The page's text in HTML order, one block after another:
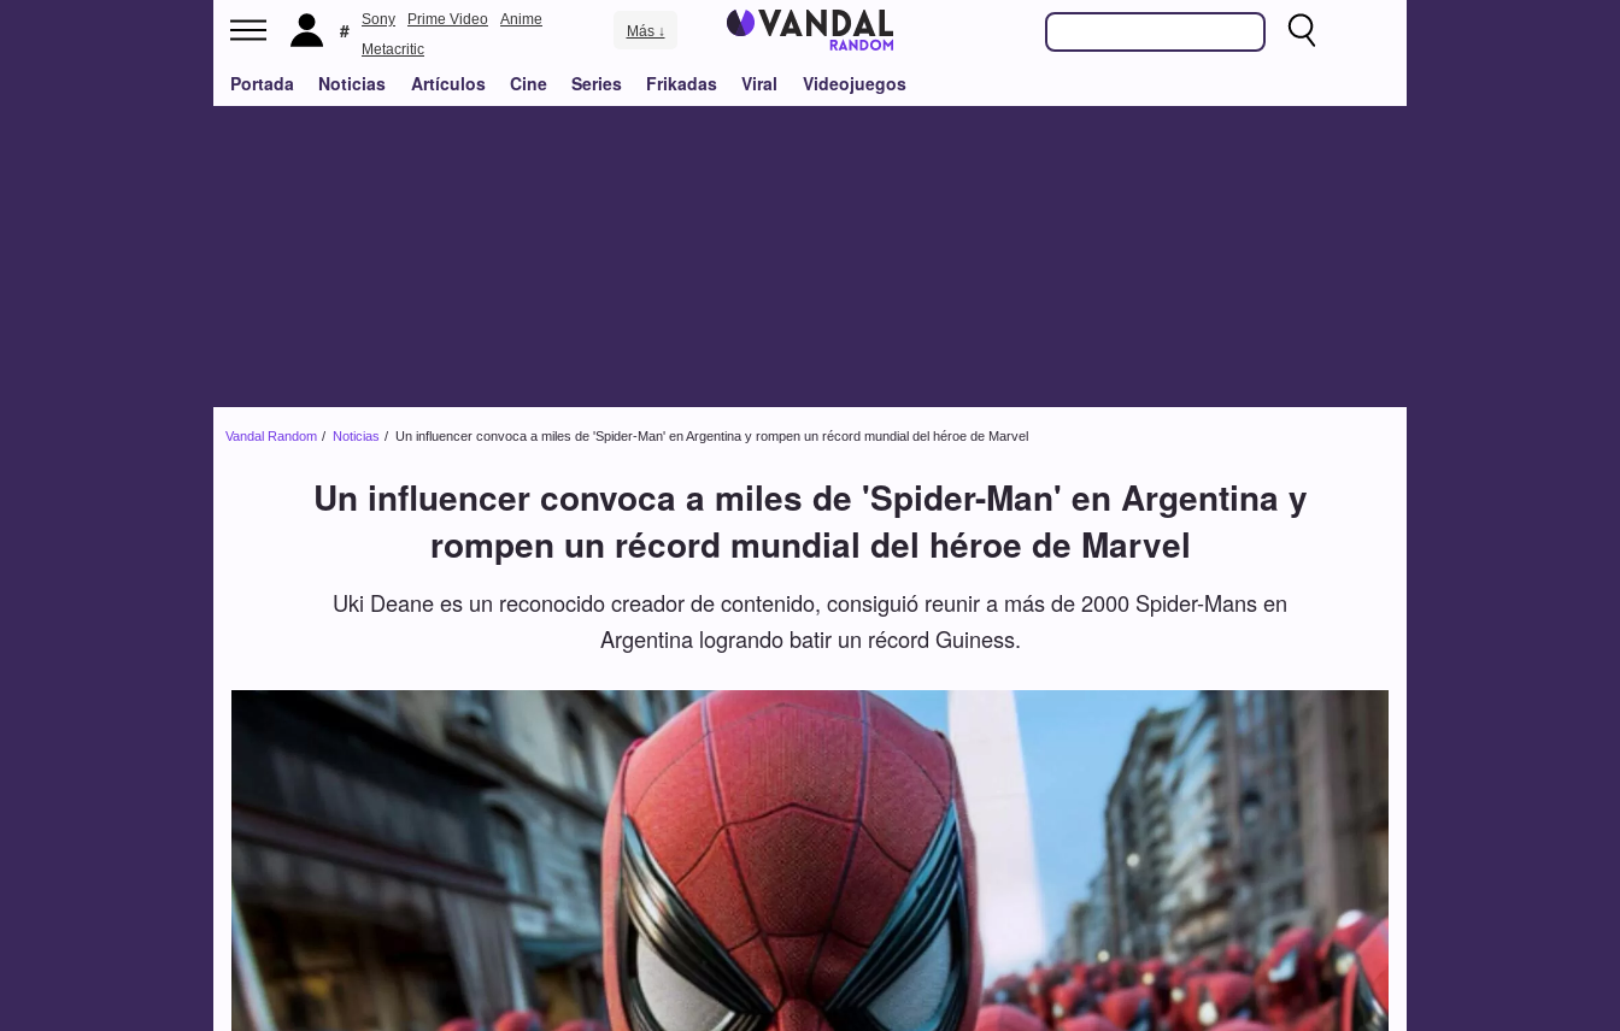
Sony Prime Video
Anime
Metacritic
Más ↓
Portada Noticias Artículos Cine Series Frikadas Viral Videojuegos
Vandal Random Noticias Un influencer convoca a miles de 'Spider-Man' en Argentina y rompen un récord mundial del héroe de Marvel
Un influencer convoca a miles de 'Spider-Man' en Argentina y
rompen un récord mundial del héroe de Marvel
Uki Deane es un reconocido creador de contenido, consiguió reunir a más de 2000 Spider-Mans en
Argentina logrando batir un récord Guiness.